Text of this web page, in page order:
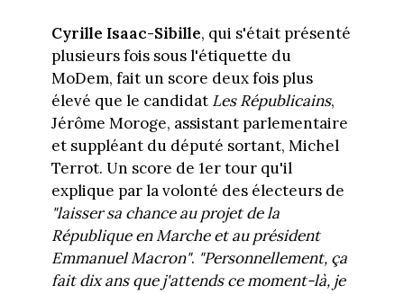
Cyrille Isaac-Sibille, qui s'était présenté
plusieurs fois sous l'étiquette du
MoDem, fait un score deux fois plus
élevé que le candidat Les Républicains,
Jérôme Moroge, assistant parlementaire
et suppléant du député sortant, Michel
Terrot. Un score de 1er tour qu'il
explique par la volonté des électeurs de
"laisser sa chance au projet de la
République en Marche et au président
Emmanuel Macron". "Personnellement, ça
fait dix ans que j'attends ce moment-là, je